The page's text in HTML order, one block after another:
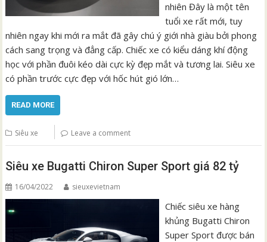
nhiên Đây là một tên
tuổi xe rất mới, tuy
nhiên ngay khi mới ra mắt đã gây chú ý giới nhà giàu bởi phong
cách sang trọng và đẳng cấp. Chiếc xe có kiểu dáng khí động
học với phần đuôi kéo dài cực kỳ đẹp mắt và tương lai. Siêu xe
có phần trước cực đẹp với hốc hút gió lớn…
READ MORE
Siêu xe Leave a comment
Siêu xe Bugatti Chiron Super Sport giá 82 tỷ
16/04/2022 sieuxevietnam
Chiếc siêu xe hàng
khủng Bugatti Chiron
Super Sport được bán